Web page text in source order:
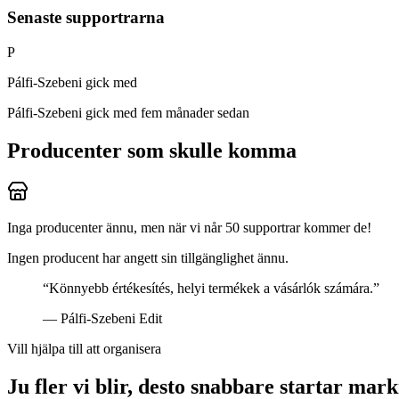
Senaste supportrarna
P
Pálfi-Szebeni gick med
Pálfi-Szebeni gick med fem månader sedan
Producenter som skulle komma
Inga producenter ännu, men när vi når 50 supportrar kommer de!
Ingen producent har angett sin tillgänglighet ännu.
“Könnyebb értékesítés, helyi termékek a vásárlók számára.”
— Pálfi-Szebeni Edit
Vill hjälpa till att organisera
Ju fler vi blir, desto snabbare startar